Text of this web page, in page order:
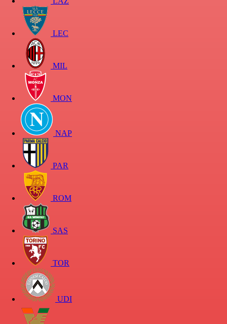
LEC
MIL
MON
NAP
PAR
ROM
SAS
TOR
UDI